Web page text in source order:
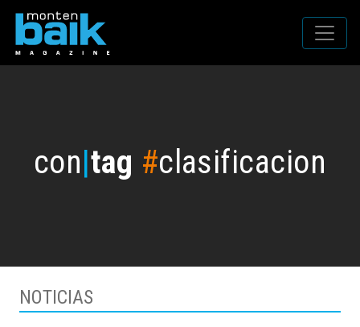
con|tag #clasificacion
NOTICIAS